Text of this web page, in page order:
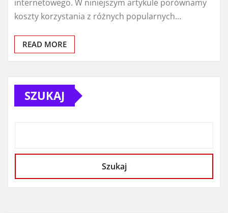
internetowego. W niniejszym artykule porównamy
koszty korzystania z różnych popularnych…
READ MORE
SZUKAJ
Szukaj